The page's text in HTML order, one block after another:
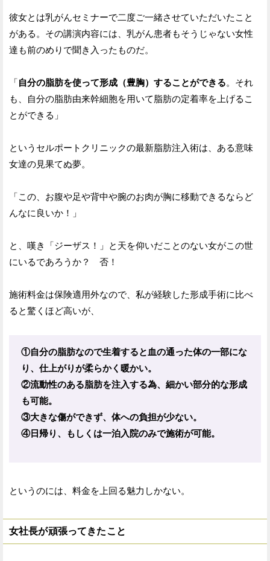
彼女とは乳がんセミナーで二度ご一緒させていただいたこと
がある。その講演内容には、乳がん患者もそうじゃない女性
達も前のめりで聞き入ったものだ。
「自分の脂肪を使って形成（豊胸）することができる。それ
も、自分の脂肪由来幹細胞を用いて脂肪の定着率を上げるこ
とができる」
というセルポートクリニックの最新脂肪注入術は、ある意味
女達の見果てぬ夢。
「この、お腹や足や背中や腕のお肉が胸に移動できるならど
んなに良いか！」
と、嘆き「ジーザス！」と天を仰いだことのない女がこの世
にいるであろうか？ 否！
施術料金は保険適用外なので、私が経験した形成手術に比べ
ると驚くほど高いが、
①自分の脂肪なので生着すると血の通った体の一部にな
り、仕上がりが柔らかく暖かい。
②流動性のある脂肪を注入する為、細かい部分的な形成
も可能。
③大きな傷ができず、体への負担が少ない。
④日帰り、もしくは一泊入院のみで施術が可能。
というのには、料金を上回る魅力しかない。
女社長が頑張ってきたこと